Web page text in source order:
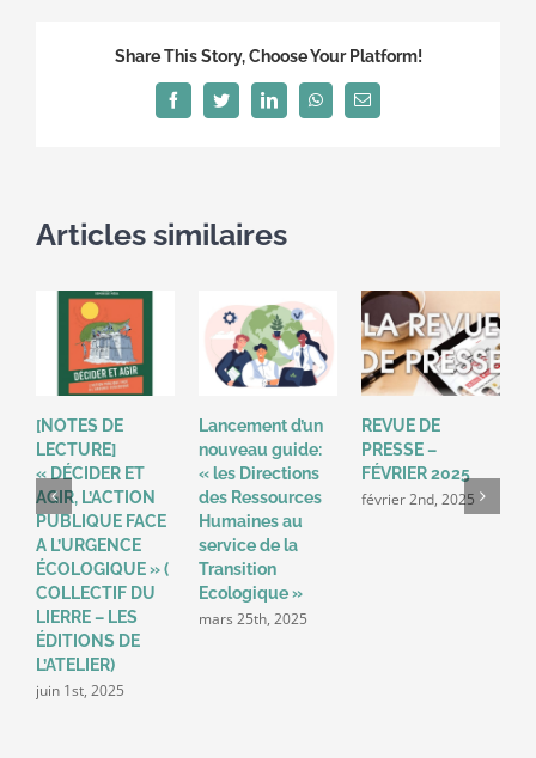
Share This Story, Choose Your Platform!
FacebookTwitterLinkedInWhatsAppEmail
Articles similaires
[NOTES DE
LECTURE]
« DÉCIDER ET
AGIR, L’ACTION
PUBLIQUE FACE
A L’URGENCE
ÉCOLOGIQUE » (
COLLECTIF DU
LIERRE – LES
ÉDITIONS DE
L’ATELIER)
juin 1st, 2025
Lancement d’un
nouveau guide:
« les Directions
des Ressources
Humaines au
service de la
Transition
Ecologique »
mars 25th, 2025
REVUE DE
PRESSE –
FÉVRIER 2025
février 2nd, 2025